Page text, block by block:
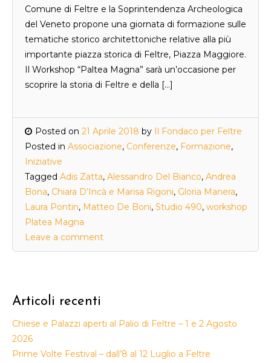
Comune di Feltre e la Soprintendenza Archeologica
del Veneto propone una giornata di formazione sulle
tematiche storico architettoniche relative alla più
importante piazza storica di Feltre, Piazza Maggiore.
Il Workshop “Paltea Magna” sarà un’occasione per
scoprire la storia di Feltre e della […]
Posted on 21 Aprile 2018 by Il Fondaco per Feltre
Posted in Associazione, Conferenze, Formazione,
Iniziative
Tagged Adis Zatta, Alessandro Del Bianco, Andrea
Bona, Chiara D’Incà e Marisa Rigoni, Gloria Manera,
Laura Pontin, Matteo De Boni, Studio 490, workshop
Platea Magna
Leave a comment
Articoli recenti
Chiese e Palazzi aperti al Palio di Feltre – 1 e 2 Agosto
2026
Prime Volte Festival – dall’8 al 12 Luglio a Feltre